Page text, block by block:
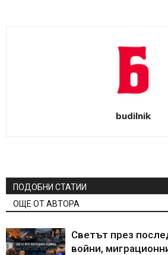
budilnik
ПОДОБНИ СТАТИИ
ОЩЕ ОТ АВТОРА
Светът през
войни,